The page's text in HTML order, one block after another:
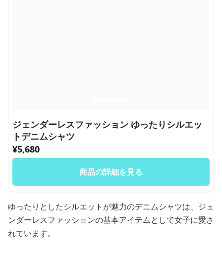
ジェンダーレスファッション ゆったりシルエッ
トデニムシャツ
¥5,680
商品の詳細を見る
ゆったりとしたシルエットが魅力のデニムシャツは、ジェ
ンダーレスファッションの基本アイテムとして女子に愛さ
れています。